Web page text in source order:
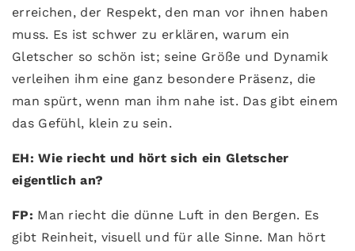
erreichen, der Respekt, den man vor ihnen haben
muss. Es ist schwer zu erklären, warum ein
Gletscher so schön ist; seine Größe und Dynamik
verleihen ihm eine ganz besondere Präsenz, die
man spürt, wenn man ihm nahe ist. Das gibt einem
das Gefühl, klein zu sein.
EH: Wie riecht und hört sich ein Gletscher
eigentlich an?
FP: Man riecht die dünne Luft in den Bergen. Es
gibt Reinheit, visuell und für alle Sinne. Man hört